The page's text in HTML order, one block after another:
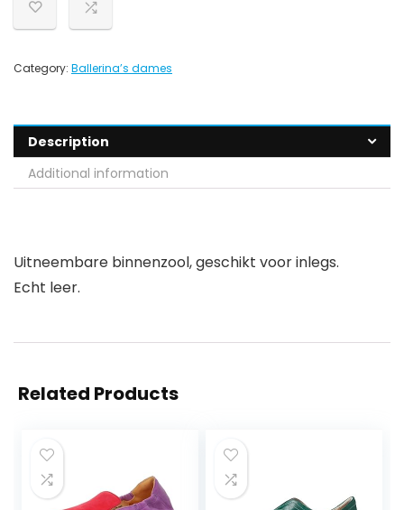
Category: Ballerina’s dames
Description
Additional information
Uitneembare binnenzool, geschikt voor inlegs.
Echt leer.
Related Products